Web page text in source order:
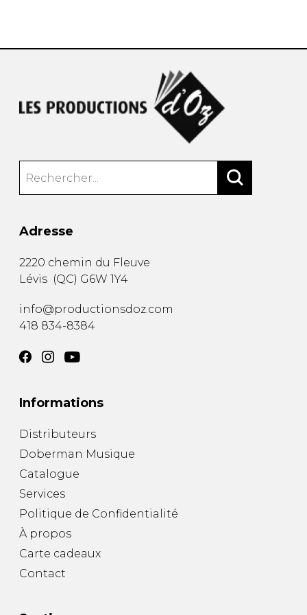
Adresse
2220 chemin du Fleuve
Lévis (QC) G6W 1Y4
info@productionsdoz.com
418 834-8384
Informations
Distributeurs
Doberman Musique
Catalogue
Services
Politique de Confidentialité
À propos
Carte cadeaux
Contact